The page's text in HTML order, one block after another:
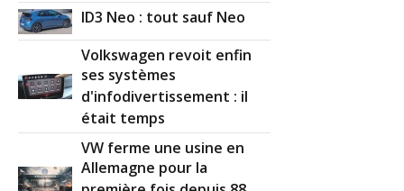
ID3 Neo : tout sauf Neo
Volkswagen revoit enfin
ses systèmes
d'infodivertissement : il
était temps
VW ferme une usine en
Allemagne pour la